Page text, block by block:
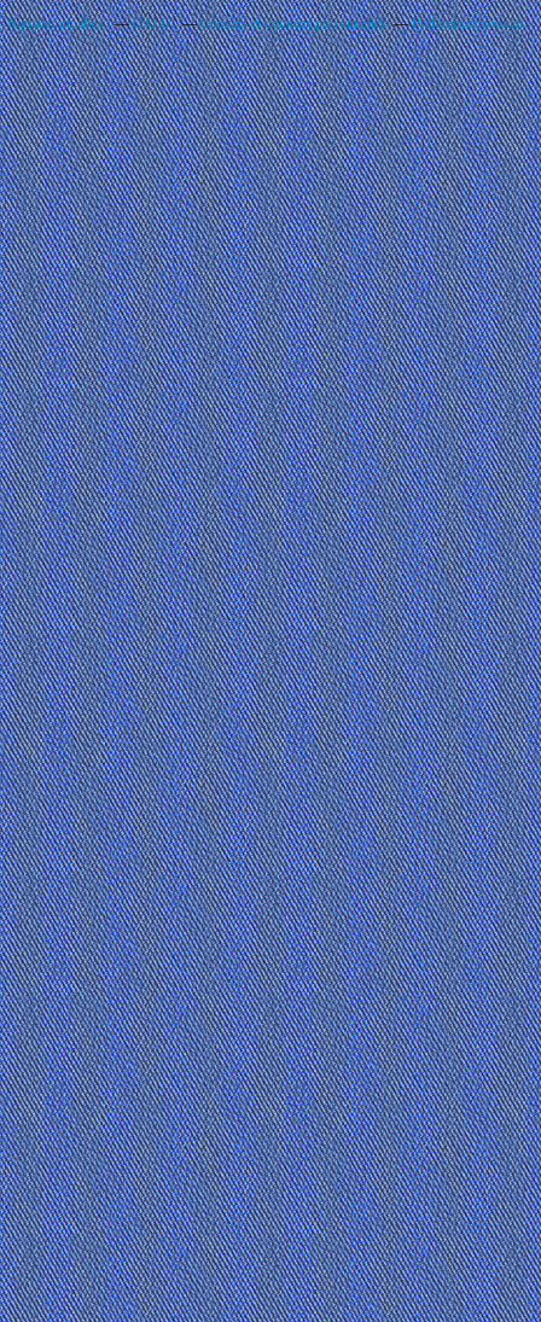
Signaler un abus C.G.U. Cookies et données personnelles Préférences cookies